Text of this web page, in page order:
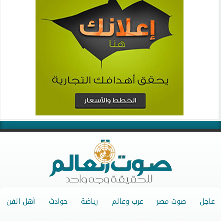
عاجل صوت مصر عرب وعالم رياضة حوادث أهل الفن